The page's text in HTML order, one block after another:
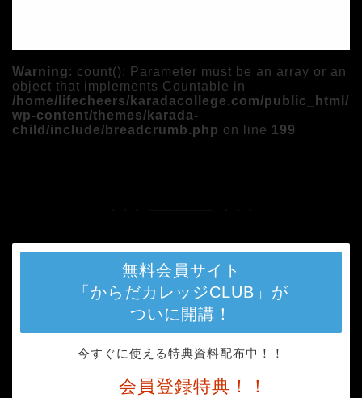
Warning: count(): Parameter must be an array or an
object that implements Countable in
/home/lifecheers/karadacollege.com/public_html/
wp-content/themes/karada-
child/include/breadcrumb.php on line 199
無料会員サイト
「からだカレッジCLUB」が
ついに開講！
今すぐに使える特典資料配布中！！
会員登録特典！！